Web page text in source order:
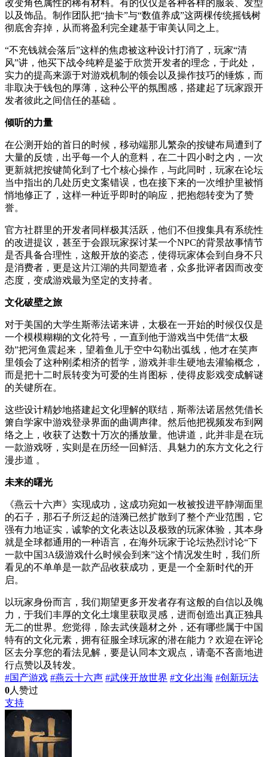
改变角色属性的稀有材料。有的仅仅是各种各样的服装、发型
以及饰品。制作团队把“抽卡”与“数值养成”这两棵传统摇钱树
彻底舍弃掉，从而将盈利完全建基于审美认同之上。
“不充钱就会落后”这样的焦虑被这种设计打消了，玩家“清
风”讲，他买下战令纯粹是鉴于欣赏开发者的理念，于此处，
实力的提高来源于对游戏机制的领会以及操作技巧的锤炼，而
非取决于钱包的厚薄，这种公平的氛围感，搭建起了玩家跟开
发者彼此之间信任的基础 。
倾听的力量
在公测开始的首日的时候，移动端那儿繁杂的按键布局遭到了
大量的反馈，出乎每一个人的意料，在二十四小时之内，一次
更新就把按键简化到了七个核心操作，与此同时，玩家在论坛
当中指出的几处历史文案错误，也在接下来的一次维护里被悄
悄地修正了，这样一种近乎即时的响应，把抱怨转变为了赞
誉。
官方社群里的开发者同样极其活跃，他们不但搜集具有系统性
的改进提议，甚至于会跟玩家探讨某一个NPC的背景故事情节
是否具备合理性，这般开放的姿态，使得玩家体会到自身不只
是消费者，更是这片江湖的共同塑造者，众多批评者因而改变
态度，变成游戏最为坚定的支持者。
文化破壁之旅
对于美国的大学生斯蒂法诺来讲，太极在一开始的时候仅仅是
一个模模糊糊的文化符号，一直到他于游戏当中凭借“太极
劲”把河鱼震起来，望着鱼儿于空中勾勒出弧线，他才在笑声
里领会了这种刚柔相济的哲学，游戏并非生硬地去灌输概念，
而是把十二时辰转变为可爱的生肖图标，使得皮影戏变成解谜
的关键所在。
这些设计精妙地搭建起文化理解的联结，斯蒂法诺居然凭借长
箫自学家中游戏登录界面的曲调声律。然后他把视频发布到网
络之上，收获了达数十万次的播放量。他讲道，此并非是在玩
一款游戏呀，实则是在历经一回鲜活、具魅力的东方文化之行
漫步道 。
未来的曙光
《燕云十六声》实现成功，这成功宛如一枚被投进平静湖面里
的石子，那石子所泛起的涟漪已然扩散到了整个产业范围，它
强有力地证实，诚挚的文化表达以及极致的玩家体验，其本身
就是全球都通用的一种语言，在海外玩家于论坛热烈讨论“下
一款中国3A级游戏什么时候会到来”这个情况发生时，我们所
看见的不单单是一款产品收获成功，更是一个全新时代的开
启。
以玩家身份而言，我们期望更多开发者存有这般的自信以及魄
力，于我们丰厚的文化土壤里获取灵感，进而创造出真正独具
无二的世界。您觉得，除去武侠题材之外，还有哪些属于中国
特有的文化元素，拥有征服全球玩家的潜在能力？欢迎在评论
区去分享您的看法见解，要是认同本文观点，请毫不吝啬地进
行点赞以及转发。
#国产游戏 #燕云十六声 #武侠开放世界 #文化出海 #创新玩法
0人赞过
支持